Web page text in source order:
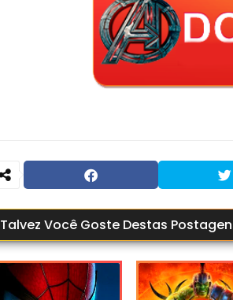
Talvez Você Goste Destas